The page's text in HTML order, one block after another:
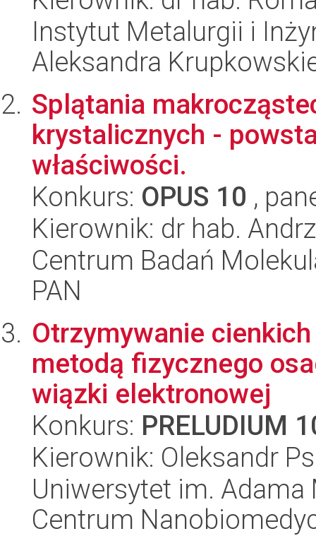
Instytut Metalurgii i
Aleksandra
Splątania
krystalicznych -
właściwości.
Konkurs: OPUS 10 ,
Kierownik: dr hab.
Centrum Badań
PAN
Otrzymywanie
metodą fizycznego
wiązki elektronowej
Konkurs: PRELUDIUM
Kierownik: Oleksandr
Uniwersytet im.
Centrum